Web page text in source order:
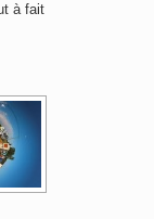
à fait